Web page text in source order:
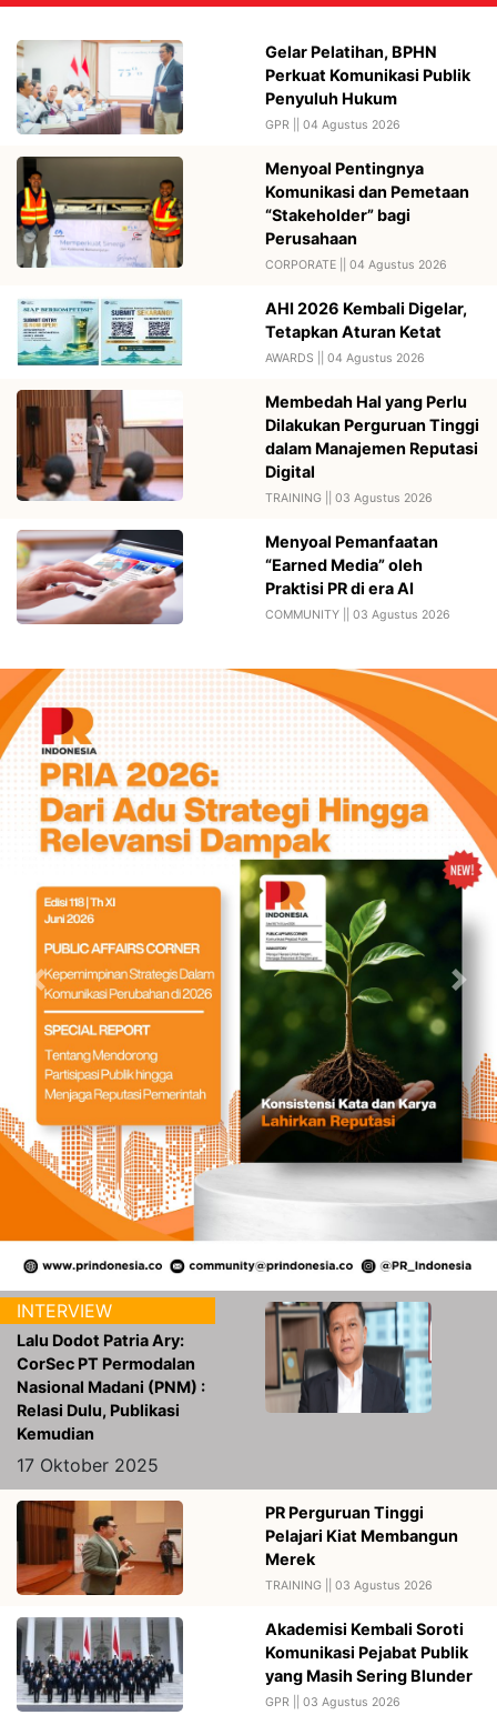
Gelar Pelatihan, BPHN
Perkuat Komunikasi Publik
Penyuluh Hukum
GPR || 04 Agustus 2026
Menyoal Pentingnya
Komunikasi dan Pemetaan
“Stakeholder” bagi
Perusahaan
CORPORATE || 04 Agustus 2026
AHI 2026 Kembali Digelar,
Tetapkan Aturan Ketat
AWARDS || 04 Agustus 2026
Membedah Hal yang Perlu
Dilakukan Perguruan Tinggi
dalam Manajemen Reputasi
Digital
TRAINING || 03 Agustus 2026
Menyoal Pemanfaatan
“Earned Media” oleh
Praktisi PR di era AI
COMMUNITY || 03 Agustus 2026
Previous Next
INTERVIEW
Lalu Dodot Patria Ary:
CorSec PT Permodalan
Nasional Madani (PNM) :
Relasi Dulu, Publikasi
Kemudian
17 Oktober 2025
PR Perguruan Tinggi
Pelajari Kiat Membangun
Merek
TRAINING || 03 Agustus 2026
Akademisi Kembali Soroti
Komunikasi Pejabat Publik
yang Masih Sering Blunder
GPR || 03 Agustus 2026